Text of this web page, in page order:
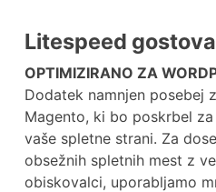
Litespeed
OPTIMIZIRANO ZA
Dodatek namnjen posebej
Magento, ki bo poskrbel
vaše spletne strani. Za
obsežnih spletnih mest z
obiskovalci, uporabljamo